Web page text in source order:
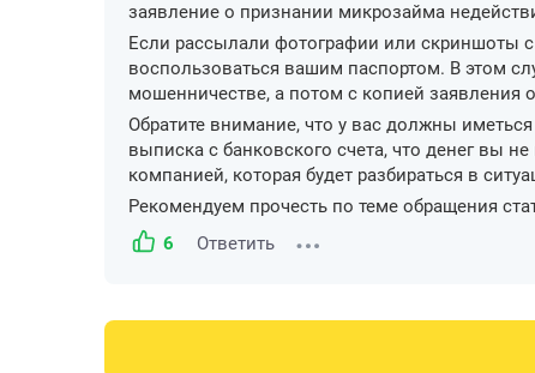
заявление о признании микрозайма
Если рассылали фотографии или
воспользоваться вашим паспортом. В этом
мошенничестве, а потом с копией заявления
Обратите внимание, что у вас должны
выписка с банковского счета, что денег вы
компанией, которая будет разбираться в
Рекомендуем прочесть по теме обращения
6
Ответить